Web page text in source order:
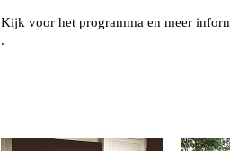
Kijk voor het programma en meer
.